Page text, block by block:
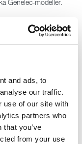
and ads, to
our traffic.
use of our site with
partners who
you’ve
from your use
Genelec-modeller.